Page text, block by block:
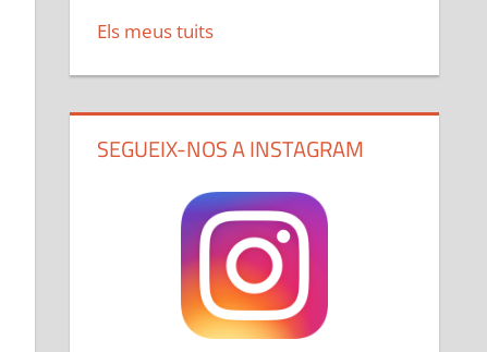
Els meus tuits
SEGUEIX-NOS A INSTAGRAM